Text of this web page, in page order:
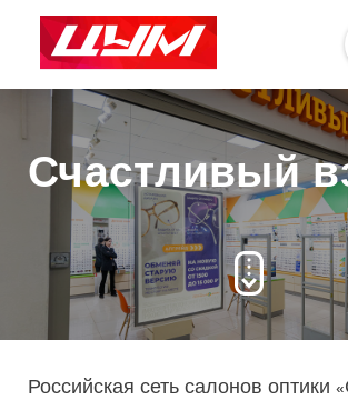
Основная
Счастливый
Российская сеть салонов оптики